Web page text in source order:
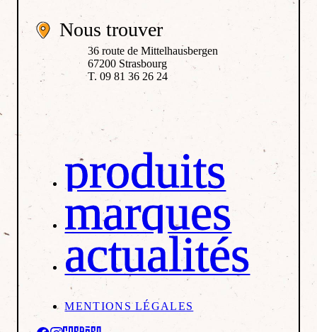
Nous trouver
36 route de Mittelhausbergen
67200 Strasbourg
T. 09 81 36 26 24
produits
marques
actualités
MENTIONS LÉGALES